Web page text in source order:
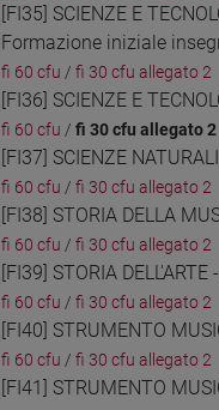
[FI35] SCIENZE E
Formazione iniziale
fi 60 cfu / fi 30 cfu allegato 2
[FI36] SCIENZE E
fi 60 cfu / fi 30 cfu allegato 2
[FI37] SCIENZE
fi 60 cfu / fi 30 cfu allegato 2
[FI38] STORIA DELLA
fi 60 cfu / fi 30 cfu allegato 2
[FI39] STORIA
fi 60 cfu / fi 30 cfu allegato 2
[FI40] STRUMENTO
fi 60 cfu / fi 30 cfu allegato 2
[FI41] STRUMENTO